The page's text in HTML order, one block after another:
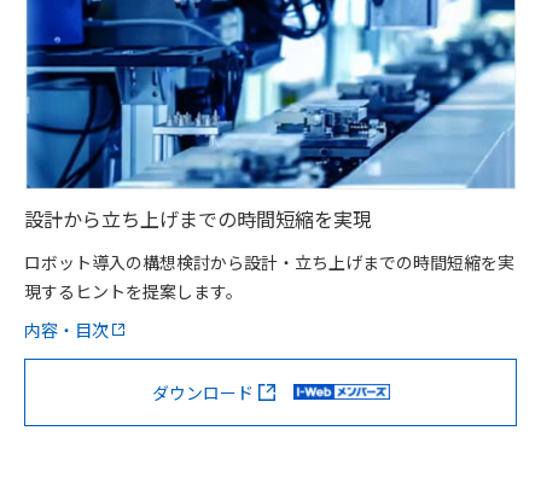
設計から立ち上げまでの時間短縮を実現
ロボット導入の構想検討から設計・立ち上げまでの時間短縮を実
現するヒントを提案します。
内容・目次
ダウンロード